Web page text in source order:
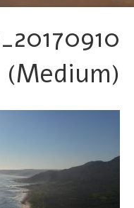
(Medium)